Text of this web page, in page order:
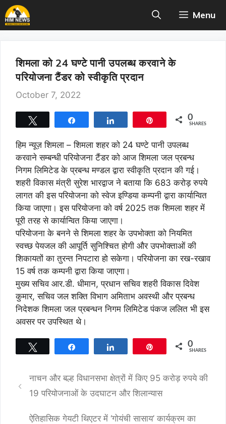
Skip
to
content
Menu
शिमला को 24 घण्टे पानी उपलब्ध करवाने के
परियोजना टैंडर को स्वीकृति प्रदान
October 7, 2022
0
SHARES
हिम न्यूज़ शिमला – शिमला शहर को 24 घण्टे पानी उपलब्ध
करवाने सम्बन्धी परियोजना टैंडर को आज शिमला जल प्रबन्ध
निगम लिमिटेड के प्रबन्ध मण्डल द्वारा स्वीकृति प्रदान की गई।
शहरी विकास मंत्री सुरेश भारद्वाज ने बताया कि 683 करोड़ रुपये
लागत की इस परियोजना को स्वेज इण्डिया कम्पनी द्वारा कार्यान्वित
किया जाएगा। इस परियोजना को वर्ष 2025 तक शिमला शहर में
पूरी तरह से कार्यान्वित किया जाएगा।
परियोजना के बनने से शिमला शहर के उपभोक्ता को नियमित
स्वच्छ पेयजल की आपूर्ति सुनिश्चित होगी और उपभोक्ताओं की
शिकायतों का तुरन्त निपटारा हो सकेगा। परियोजना का रख-रखाव
15 वर्ष तक कम्पनी द्वारा किया जाएगा।
मुख्य सचिव आर.डी. धीमान, प्रधान सचिव शहरी विकास दिवेश
कुमार, सचिव जल शक्ति विभाग अमिताभ अवस्थी और प्रबन्ध
निदेशक शिमला जल प्रबन्धन निगम लिमिटेड पंकज ललित भी इस
अवसर पर उपस्थित थे।
0
SHARES
नाचन और बल्ह विधानसभा क्षेत्रों में किए 95 करोड़ रुपये की
19 परियोजनाओं के उदघाटन और शिलान्यास
ऐतिहासिक गेयटी थिएटर में ‘गोयंची सासाय’ कार्यक्रम का